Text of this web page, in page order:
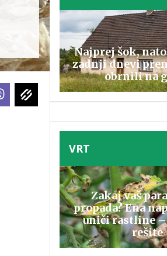
Najprej šok,
zadnji dnevi
obrnili na
VRT
Zakaj vaš
propada? Ena
uniči rastline
rešite